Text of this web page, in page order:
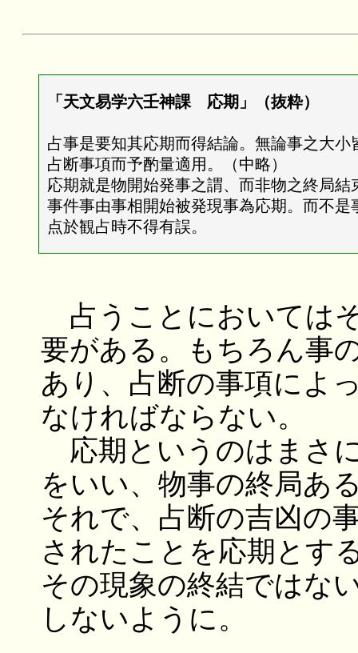
「天文易学六壬神課 応期」（抜粋）
占事是要知其応期而得結論。無論事之大小
占断事項而予酌量適用。（中略）
応期就是物開始発事之謂、而非物之終局結
事件事由事相開始被発現事為応期。而不是
点於観占時不得有誤。
占うことにおいては
要がある。もちろん事
あり、占断の事項によ
なければならない。
応期というのはまさ
をいい、物事の終局あ
それで、占断の吉凶の
されたことを応期とす
その現象の終結ではな
しないように。